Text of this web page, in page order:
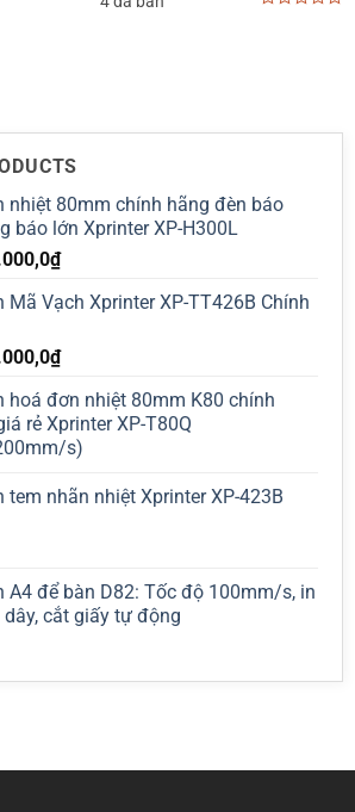
nhiệt 80mm chính hãng đèn báo
báo lớn Xprinter XP-H300L
₫
Mã Vạch Xprinter XP-TT426B Chính
₫
hoá đơn nhiệt 80mm K80 chính
rẻ Xprinter XP-T80Q
s)
tem nhãn nhiệt Xprinter XP-423B
A4 để bàn D82: Tốc độ 100mm/s, in
dây, cắt giấy tự động